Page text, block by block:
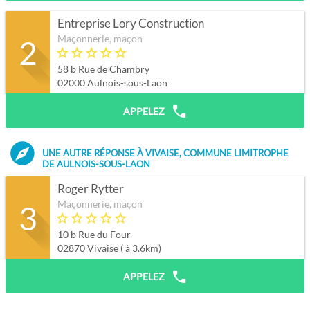
2
Entreprise Lory Construction
Maçonnerie, maçon
58 b Rue de Chambry
02000Aulnois-sous-Laon
APPELEZ
s
UNE AUTRE RÉPONSE À VIVAISE, COMMUNE LIMITROPHE
DE AULNOIS-SOUS-LAON
3
Roger Rytter
Maçonnerie, maçon
10 b Rue du Four
02870 Vivaise ( à 3.6km)
APPELEZ